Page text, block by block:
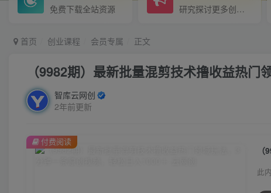
免费下载全站资源 研究探讨更多创业项目路子。
首页 创业课程 会员专属 正文
（9982期）最新批量混剪技术撸收益热
智库云网创
2年前更新
此
付费阅读